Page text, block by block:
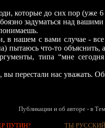
которые до сих пор (уже
задуматься над
в нашем с вами случае -
пытаюсь что-то объяснить,
типа “мне
перестали нас уважать.
Публикации и об авторе - в
ПУТИН? ТЫ